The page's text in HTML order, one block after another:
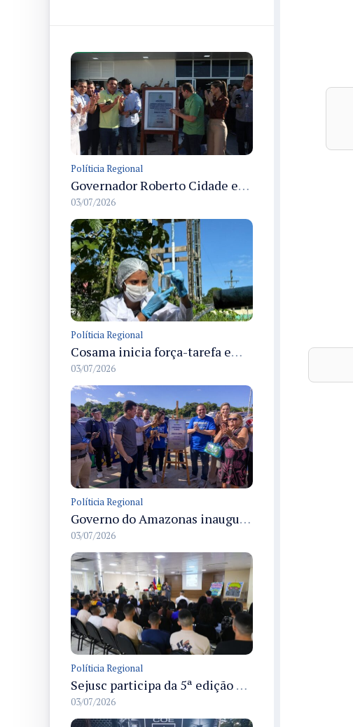
Políticia Regional
Governador Roberto Cidade entrega readequação do ambulatório da FCecon e amplia capacidade de atendimento oncológico em Manaus
03/07/2026
Políticia Regional
Cosama inicia força-tarefa em Anamã para fortalecer abastecimento de água e segurança hídrica da população
03/07/2026
Políticia Regional
Governo do Amazonas inaugura primeiro Castramóvel Fluvial para atendimento veterinário às comunidades ribeirinhas e castração gratuita
03/07/2026
Políticia Regional
Sejusc participa da 5ª edição do Caminhos Literários com foco na cultura hip-hop nas unidades socioeducativas
03/07/2026